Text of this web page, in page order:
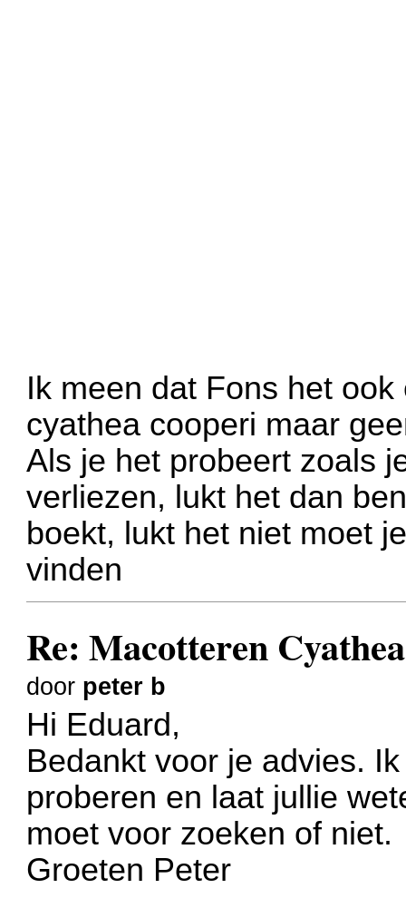
Ik meen dat Fons het
cyathea cooperi maar
Als je het probeert zoals
verliezen, lukt het dan
boekt, lukt het niet moet
vinden
Re: Macotteren
door peter b
Hi Eduard,
Bedankt voor je advies.
proberen en laat jullie
moet voor zoeken of niet.
Groeten Peter